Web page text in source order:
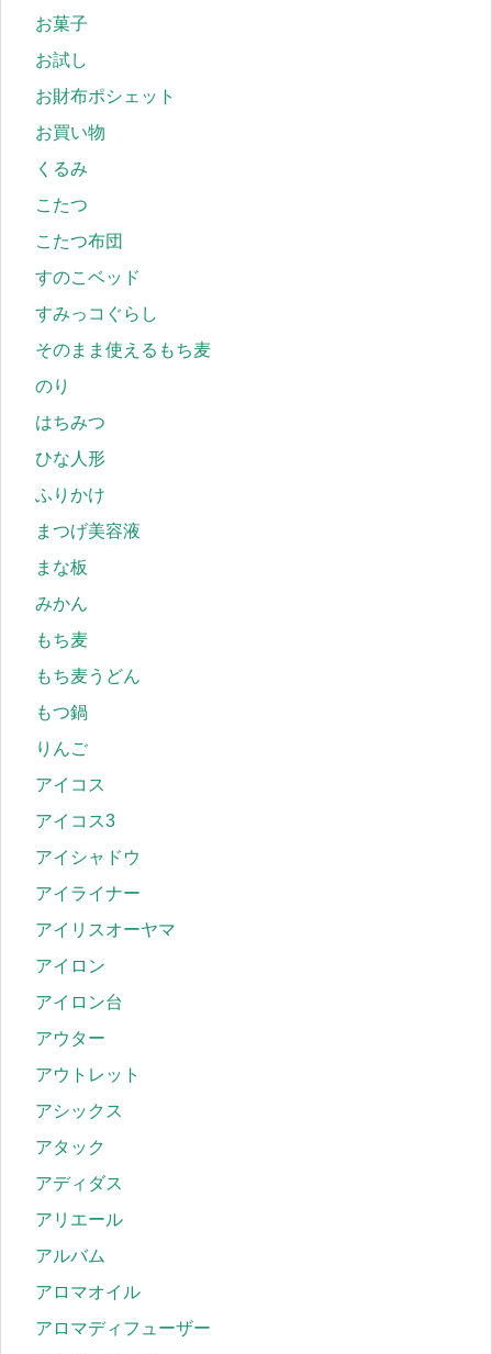
お菓子
お試し
お財布ポシェット
お買い物
くるみ
こたつ
こたつ布団
すのこベッド
すみっコぐらし
そのまま使えるもち麦
のり
はちみつ
ひな人形
ふりかけ
まつげ美容液
まな板
みかん
もち麦
もち麦うどん
もつ鍋
りんご
アイコス
アイコス3
アイシャドウ
アイライナー
アイリスオーヤマ
アイロン
アイロン台
アウター
アウトレット
アシックス
アタック
アディダス
アリエール
アルバム
アロマオイル
アロマディフューザー